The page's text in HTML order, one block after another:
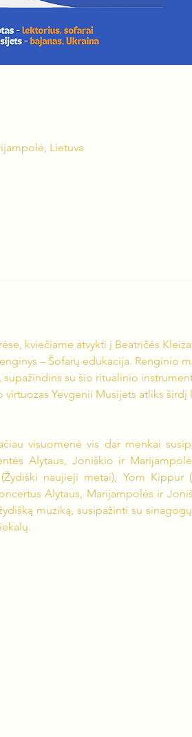
Lietuva
kviečiame atvykti į Beatričės
– Šofarų edukacija. Renginio
supažindins su šio ritualinio
Yevgenii Musijets atliks širdį
visuomenė vis dar menkai
Alytaus, Joniškio ir
naujieji metai), Yom
Alytaus, Marijampolės ir
muziką, susipažinti su